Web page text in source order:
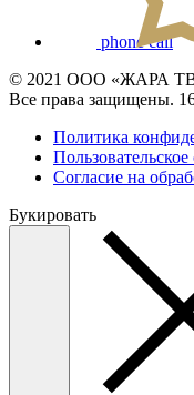
phone call
© 2021 ООО «ЖАРА
Все права защищены.
Политика
Согласие на
Букировать